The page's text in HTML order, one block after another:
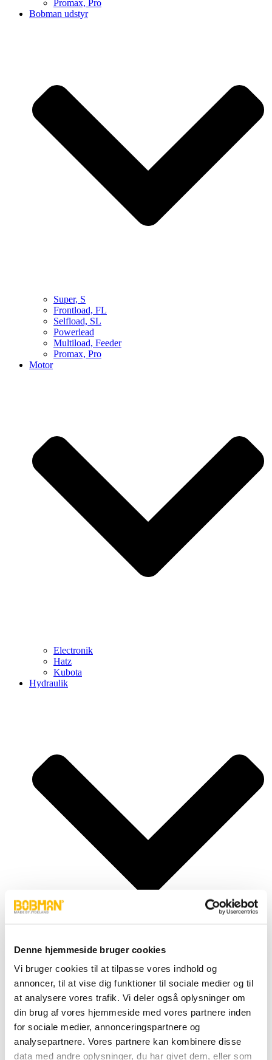
Denne hjemmeside bruger cookies
Vi bruger cookies til at tilpasse vores indhold og
annoncer, til at vise dig funktioner til sociale medier og til
at analysere vores trafik. Vi deler også oplysninger om
din brug af vores hjemmeside med vores partnere inden
for sociale medier, annonceringspartnere og
analysepartnere. Vores partnere kan kombinere disse
data med andre oplysninger, du har givet dem, eller som
Promax, Pro
Bobman udstyr
Super, S
Frontload, FL
Selfload, SL
Powerlead
Multiload, Feeder
Promax, Pro
Motor
Electronik
Hatz
Kubota
Hydraulik
Cylindere
Fittings
Motor
Pumper
Slanger
Ventiler
Elektronik & Transmission
Karosseri & Beslag mm.